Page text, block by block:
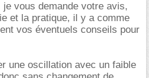
vous demande votre avis,
et la pratique, il y a comme
vos éventuels conseils pour
une oscillation avec un faible